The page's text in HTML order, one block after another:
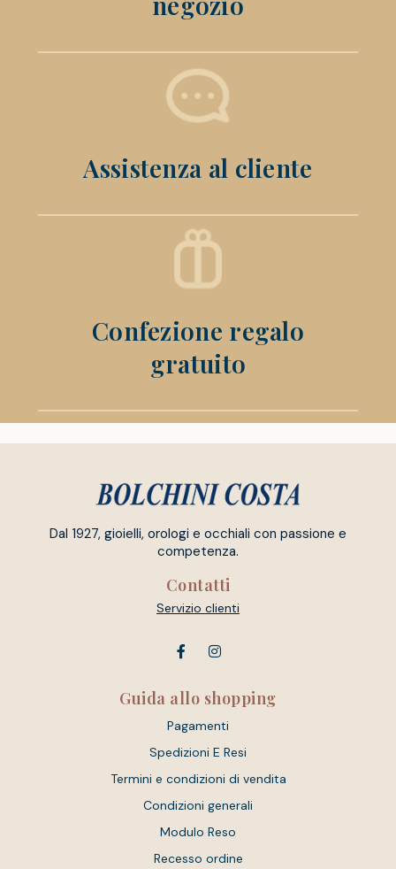
Assistenza al cliente
Confezione regalo
gratuito
Dal 1927, gioielli, orologi e occhiali con passione e
competenza.
Contatti
Servizio clienti
Guida allo shopping
Pagamenti
Spedizioni E Resi
Termini e condizioni di vendita
Condizioni generali
Modulo Reso
Recesso ordine